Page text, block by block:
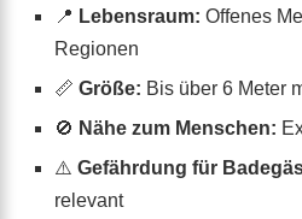
📍 Lebensraum: Offenes
Regionen
📏 Größe: Bis über 6 Meter
🚫 Nähe zum Menschen:
⚠️ Gefährdung für
relevant